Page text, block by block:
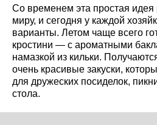
Со временем эта простая
миру, и сегодня у каждой
варианты. Летом чаще всего
кростини — с ароматными
намазкой из кильки.
очень красивые закуски,
для дружеских посиделок,
стола.